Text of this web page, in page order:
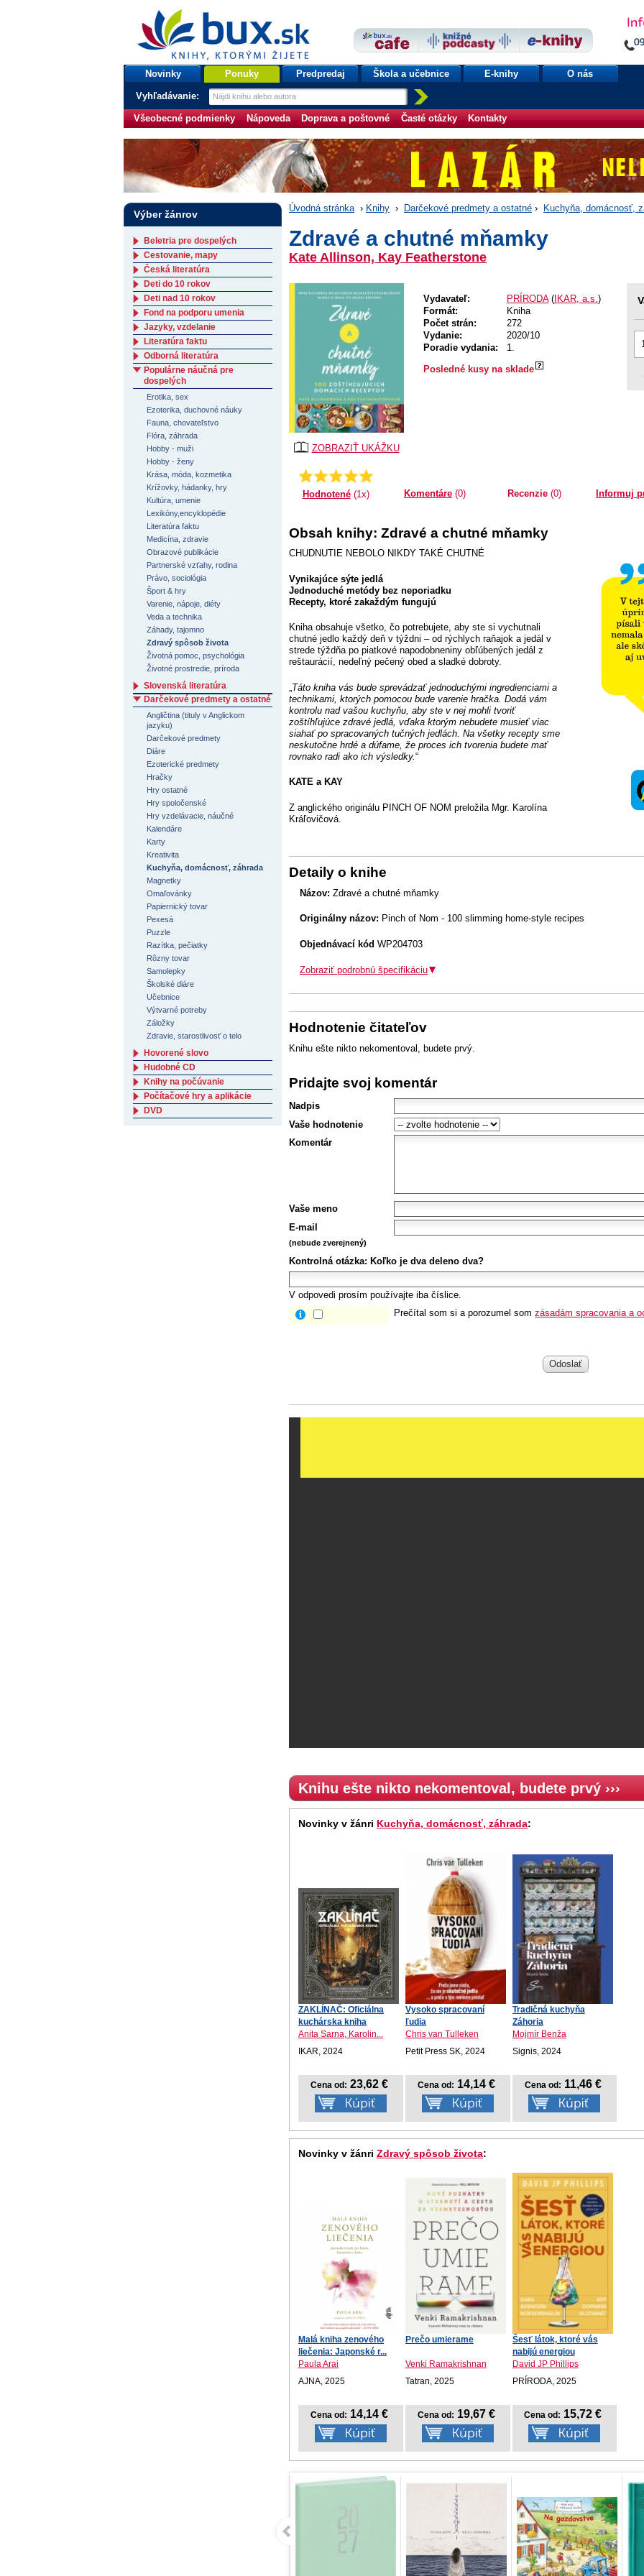
bux.sk
knihy, ktorými žijete
Úvodná stránka
Novinky Ponuky Predpredaj Škola a učebnice E-knihy O nás
Vyhľadávanie:
Všeobecné podmienky Nápoveda Doprava a poštovné Časté otázky Kontakty
Úvodná stránka › Knihy › Darčekové predmety a ostatné › Kuchyňa, domácnosť,
Zdravé a chutné mňamky
Kate Allinson, Kay Featherstone
ZOBRAZIŤ UKÁŽKU
Vydavateľ: PRÍRODA( IKAR, a.s.)
Formát:
Kniha
Počet strán:
272
Vydanie:
2020/10
Poradie vydania:
1.
Posledné kusy na sklade
Priemer:
5.0
Hodnotené(1x) Komentáre (0) Recenzie(0) Informuj
Obsah knihy: Zdravé a chutné mňamky
CHUDNUTIE NEBOLO NIKDY TAKÉ CHUTNÉ
Vynikajúce sýte jedlá
Jednoduché metódy bez neporiadku
Recepty, ktoré zakaždým fungujú
Kniha obsahuje všetko, čo potrebujete, aby ste si vychutnali
chutné jedlo každý deň v týždni – od rýchlych raňajok a jedál v
strede týždňa po piatkové napodobneniny obľúbených jedál z
reštaurácií, nedeľný pečený obed a sladké dobroty.
Táto kniha vás bude sprevádzať jednoduchými ingredienciami a
technikami, ktorých pomocou bude varenie hračka. Dodá vám
kontrolu nad vašou kuchyňu, aby ste v nej mohli tvoriť
zoštíhľujúce zdravé jedlá, vďaka ktorým nebudete musieť viac
siahať po spracovaných tučných jedlách. Na všetky recepty sme
neskutočne hrdé a dúfame, že proces ich tvorenia budete mať
rovnako radi ako ich výsledky. “
KATE a KAY
Z anglického originálu PINCH OF NOM preložila Mgr. Karolína
Kráľovičová.
Detaily o knihe
Názov: Zdravé a chutné mňamky
Originálny názov: Pinch of Nom - 100 slimming home-style recipes
Objednávací kód WP204703
Zobraziť podrobnú špecifikáciu
Hodnotenie čitateľov
Knihu ešte nikto nekomentoval, budete prvý.
Pridajte svoj komentár
Nadpis
Vaše hodnotenie
Komentár
Vaše meno
E-mail
(nebude zverejnený)
Kontrolná otázka: Koľko je dva deleno dva?
V odpovedi prosím používajte iba číslice.
Prečítal som si a porozumel som zásadám spracovania a
Odoslať
Knihu ešte nikto nekomentoval, budete prvý ›››
Novinky v žánri Kuchyňa, domácnosť, záhrada:
ZAKLÍNAČ: Oficiálna
kuchárska kniha
Anita Sarna, Karolin...
IKAR, 2024
Cena od: 23,62 €
Vysoko spracovaní
ľudia
Chris van Tulleken
Petit Press SK, 2024
Cena od: 14,14 €
Tradičná kuchyňa
Záhoria
Mojmír Benža
Signis, 2024
Cena od: 11,46 €
Novinky v žánri Zdravý spôsob života:
Malá kniha zenového
liečenia: Japonské r...
Paula Arai
AJNA, 2025
Cena od: 14,14 €
Prečo umierame
Venki Ramakrishnan
Tatran, 2025
Cena od: 19,67 €
Šesť látok, ktoré vás
nabijú energiou
David JP Phillips
PRÍRODA, 2025
Cena od: 15,72 €
Výber žánrov
Beletria pre dospelých
Cestovanie, mapy
Česká literatúra
Deti do 10 rokov
Deti nad 10 rokov
Fond na podporu umenia
Jazyky, vzdelanie
Literatúra faktu
Odborná literatúra
Populárne náučná pre
dospelých
Erotika, sex
Ezoterika, duchovné náuky
Fauna, chovateľstvo
Flóra, záhrada
Hobby - muži
Hobby - ženy
Krása, móda, kozmetika
Krížovky, hádanky, hry
Kultúra, umenie
Lexikóny,encyklopédie
Literatúra faktu
Medicína, zdravie
Obrazové publikácie
Partnerské vzťahy, rodina
Právo, sociológia
Šport & hry
Varenie, nápoje, diéty
Veda a technika
Záhady, tajomno
Zdravý spôsob života
Životná pomoc, psychológia
Životné prostredie, príroda
Slovenská literatúra
Darčekové predmety a ostatné
Angličtina (tituly v Anglickom
jazyku)
Darčekové predmety
Diáre
Ezoterické predmety
Hračky
Hry ostatné
Hry spoločenské
Hry vzdelávacie, náučné
Kalendáre
Karty
Kreativita
Kuchyňa, domácnosť, záhrada
Magnetky
Omaľovánky
Papiernický tovar
Pexesá
Puzzle
Razítka, pečiatky
Rôzny tovar
Samolepky
Školské diáre
Učebnice
Výtvarné potreby
Záložky
Zdravie, starostlivosť o telo
Hovorené slovo
Hudobné CD
Knihy na počúvanie
Počítačové hry a aplikácie
DVD